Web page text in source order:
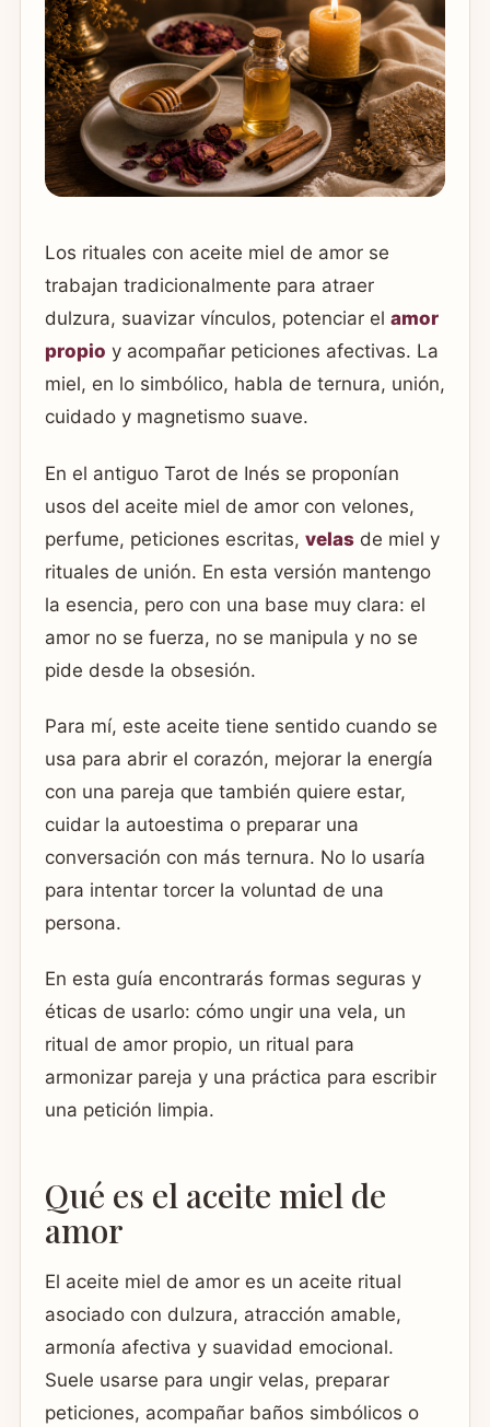
Los rituales con aceite miel de amor se
trabajan tradicionalmente para atraer
dulzura, suavizar vínculos, potenciar el amor
propio y acompañar peticiones afectivas. La
miel, en lo simbólico, habla de ternura, unión,
cuidado y magnetismo suave.
En el antiguo Tarot de Inés se proponían
usos del aceite miel de amor con velones,
perfume, peticiones escritas, velas de miel y
rituales de unión. En esta versión mantengo
la esencia, pero con una base muy clara: el
amor no se fuerza, no se manipula y no se
pide desde la obsesión.
Para mí, este aceite tiene sentido cuando se
usa para abrir el corazón, mejorar la energía
con una pareja que también quiere estar,
cuidar la autoestima o preparar una
conversación con más ternura. No lo usaría
para intentar torcer la voluntad de una
persona.
En esta guía encontrarás formas seguras y
éticas de usarlo: cómo ungir una vela, un
ritual de amor propio, un ritual para
armonizar pareja y una práctica para escribir
una petición limpia.
Qué es el aceite miel de
amor
El aceite miel de amor es un aceite ritual
asociado con dulzura, atracción amable,
armonía afectiva y suavidad emocional.
Suele usarse para ungir velas, preparar
peticiones, acompañar baños simbólicos o